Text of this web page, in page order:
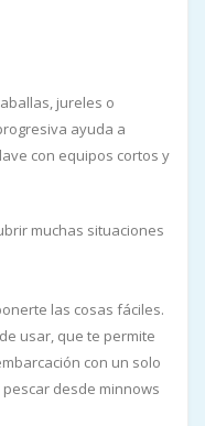
jureles o
ayuda a
con equipos cortos y
muchas situaciones
las cosas fáciles.
usar, que te permite
con un solo
desde minnows